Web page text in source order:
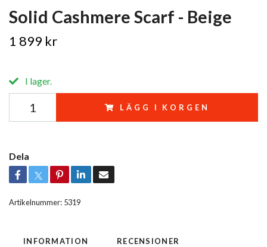
Solid Cashmere Scarf - Beige
1 899 kr
I lager.
LÄGG I KORGEN
Dela
Artikelnummer: 5319
INFORMATION RECENSIONER